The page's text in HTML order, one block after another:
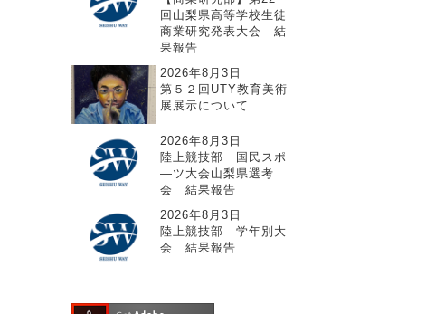
回山梨県高等学校生徒
商業研究発表大会 結
果報告
2026年8月3日
第５２回UTY教育美術
展展示について
2026年8月3日
陸上競技部 国民スポ
―ツ大会山梨県選考
会 結果報告
2026年8月3日
陸上競技部 学年別大
会 結果報告